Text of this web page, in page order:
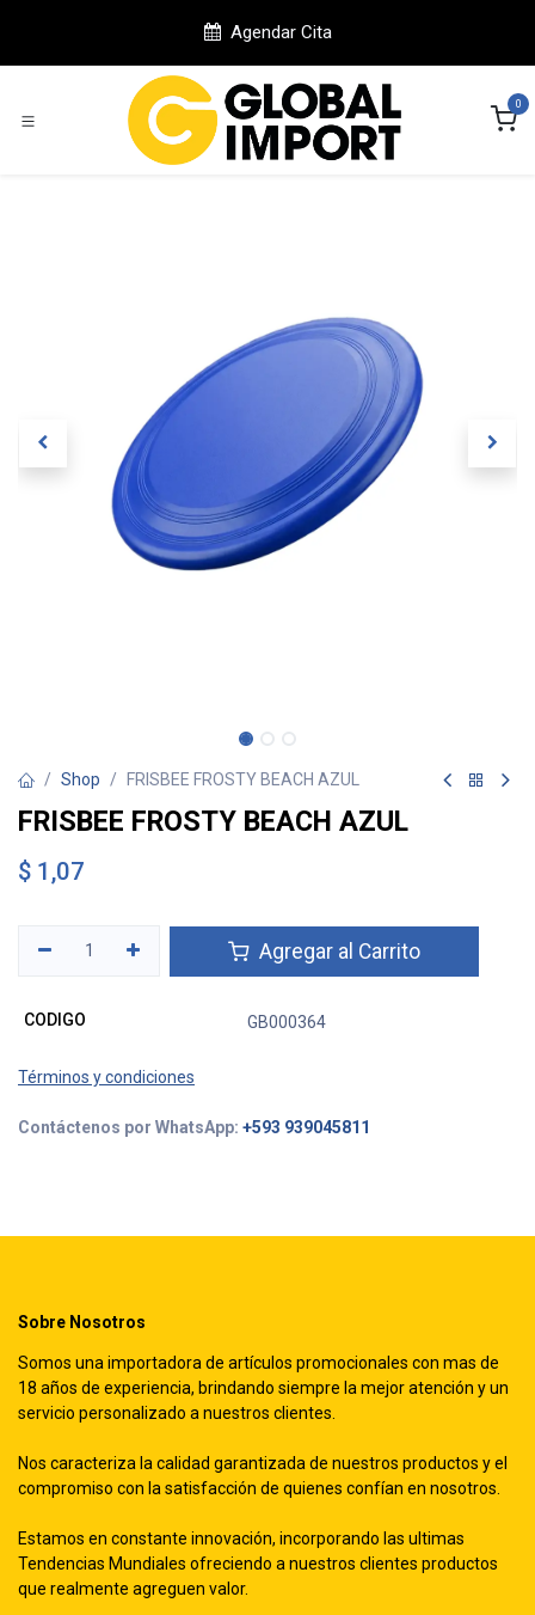
Agendar Cita
0
Shop FRISBEE FROSTY BEACH AZUL
FRISBEE FROSTY BEACH AZUL
$ 1,07
Agregar al Carrito
CODIGO GB000364
Términos y condiciones
Contáctenos por WhatsApp: +593 939045811
Sobre Nosotros
Somos una importadora de artículos promocionales con mas de
18 años de experiencia, brindando siempre la mejor atención y un
servicio personalizado a nuestros clientes.
Nos caracteriza la calidad garantizada de nuestros productos y el
compromiso con la satisfacción de quienes confían en nosotros.
Estamos en constante innovación, incorporando las ultimas
Tendencias Mundiales ofreciendo a nuestros clientes productos
que realmente agreguen valor.